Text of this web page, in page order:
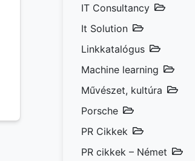
IT Consultancy
It Solution
Linkkatalógus
Machine learning
Művészet, kultúra
Porsche
PR Cikkek
PR cikkek – Német